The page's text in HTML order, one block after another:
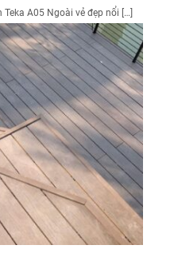
A05 Ngoài vẻ đẹp nổi […]